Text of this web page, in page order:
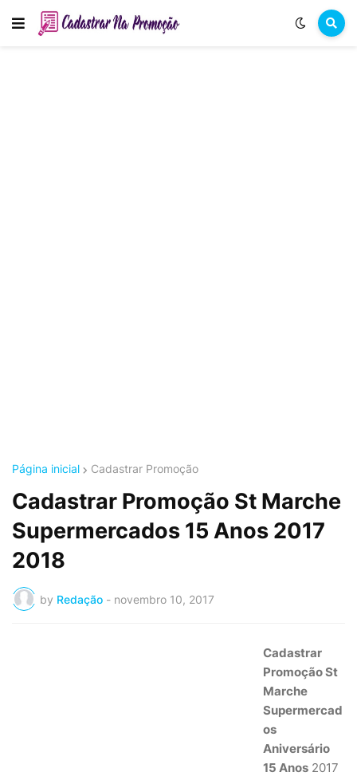
Página inicial Cadastrar Promoção
Cadastrar Promoção St Marche
Supermercados 15 Anos 2017
2018
by Redação - novembro 10, 2017
Cadastrar
Promoção St
Marche
Supermercad
os
Aniversário
15 Anos 2017